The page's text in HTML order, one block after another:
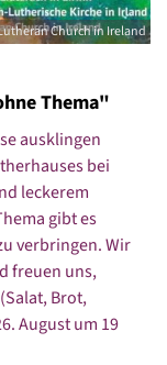
Church in Ireland
Thema"
ausklingen
bei
leckerem
gibt es
verbringen. Wir
freuen uns,
Brot,
August um 19